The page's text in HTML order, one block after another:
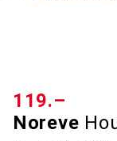
Noreve
CHF
119.–